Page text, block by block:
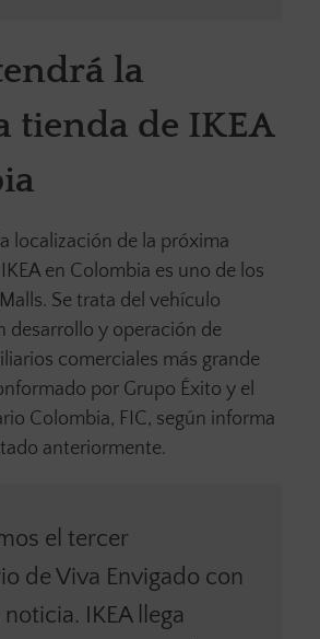
la
tienda de IKEA
localización de la próxima
en Colombia es uno de los
Se trata del vehículo
desarrollo y operación de
comerciales más grande
por Grupo Éxito y el
Colombia, FIC, según informa
anteriormente.
el tercer
de Viva Envigado con
IKEA llega